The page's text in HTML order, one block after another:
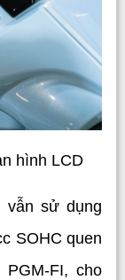
hình LCD
vẫn sử dụng
SOHC quen
FI, cho